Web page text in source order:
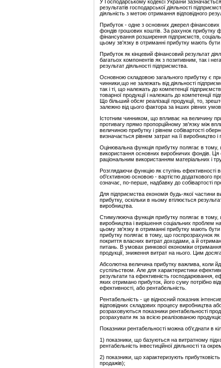
У Господарському кодексі України
результатів господарської діяльності
діяльність з метою отримання відповідного
Прибуток - одне з основних джерел фінансових
фондів грошових коштів. За рахунок прибутку
фінансування розширення підприємств,
цьому зв'язку в отриманні прибутку мають бути
Прибуток як кінцевий фінансовий результат
багатьох компонентів як з позитивним, так і
результат діяльності підприємства.
Основною складовою загального прибутку є
чинники,що не залежать від діяльності
так і ті, що належать до компетенції
товарної продукції і належать до компетенції
Що більший обсяг реалізації продукції, то,
залежно від цього фактора за інших рівних
Істотним чинником, що впливає на величину
противагу прямо пропорційному зв'язку між
величиною прибутку і рівнем собівартості
визначається рівнем затрат на її виробництво
Оцінювальна функція прибутку полягає в тому,
використання основних виробничих фондів.
раціональним використанням матеріальних і
Розглядаючи функцію як ступінь ефективності
об'єктивною основою - вартістю додаткового
означає, по-перше, надбавку до собівартості
Для підприємства економія будь-якої частини
прибутку, оскільки в ньому втілюється
виробництва.
Стимулююча функція прибутку полягає в тому,
виробництва і вирішення соціальних проблем
цьому зв'язку в отриманні прибутку мають бути
прибутку полягає в тому, що госпрозрахунок
покриття власних витрат доходами, а й
питань. В умовах ринкової економіки
продукції, зниження витрат на нього. Цим
Абсолютна величина прибутку важлива, коли
суспільством. Але для характеристики
результати та ефективність господарювання,
яких отримано прибуток, його суму потрібно
ефективності, або рентабельність.
Рентабельність - це відносний показник
відповідних складових процесу виробництва
розраховуються показники рентабельності
розрахувати як за всією реалізованою
Показники рентабельності можна об'єднати в
1) показники, що базуються на витратному
рентабельність інвестиційної діяльності та
2) показники, що характеризують
продажів);